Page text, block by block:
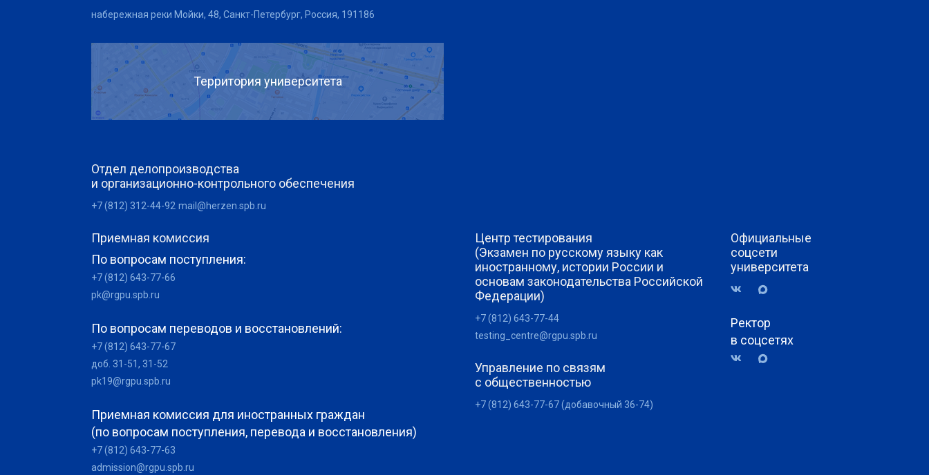
набережная реки Мойки, 48, Санкт-Петербург, Россия, 191186
Территория университета
Отдел делопроизводства
и организационно-контрольного обеспечения
+7 (812) 312-44-92 mail@herzen.spb.ru
Приемная комиссия
По вопросам поступления:
+7 (812) 643-77-66
pk@rgpu.spb.ru
По вопросам переводов и восстановлений:
+7 (812) 643-77-67
доб. 31-51, 31-52
pk19@rgpu.spb.ru
Приемная комиссия для иностранных граждан
(по вопросам поступления, перевода и восстановления)
+7 (812) 643-77-63
admission@rgpu.spb.ru
Центр тестирования
(Экзамен по русскому языку как
иностранному, истории России и
основам законодательства Российской
Федерации)
+7 (812) 643-77-44
testing_centre@rgpu.spb.ru
Управление по связям
с общественностью
+7 (812) 643-77-67 (добавочный 36-74)
Официальные
соцсети
университета
Ректор
в соцсетях